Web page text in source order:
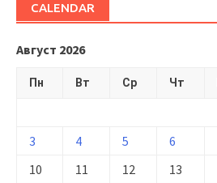
CALENDAR
Август 2026
Пн Вт Ср Чт
3
4 5 6
10
11 12 13